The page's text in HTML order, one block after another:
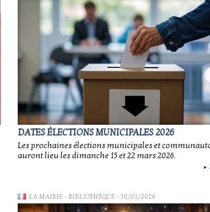
DATES ÉLECTIONS MUNICIPALES 2026
Les prochaines élections municipales et
auront lieu les dimanche 15 et 22 mars 2026.
►
LA MAIRIE-BIBLIOTHÈQUE- 30/01/2026